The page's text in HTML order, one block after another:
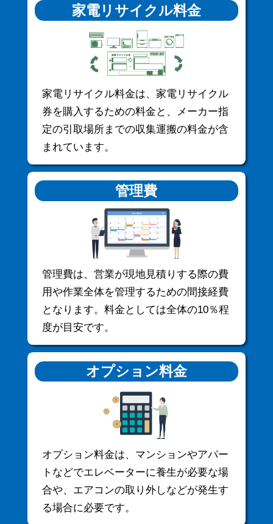
家電リサイクル料金
家電リサイクル料金は、家電リサイクル
券を購入するための料金と、メーカー指
定の引取場所までの収集運搬の料金が含
まれています。
管理費
管理費は、営業が現地見積りする際の費
用や作業全体を管理するための間接経費
となります。料金としては全体の10％程
度が目安です。
オプション料金
オプション料金は、マンションやアパー
トなどでエレベーターに養生が必要な場
合や、エアコンの取り外しなどが発生す
る場合に必要です。